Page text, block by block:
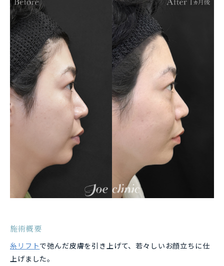
施術概要
糸リフトで弛んだ皮膚を引き上げて、若々しいお顔立ちに仕
上げました。